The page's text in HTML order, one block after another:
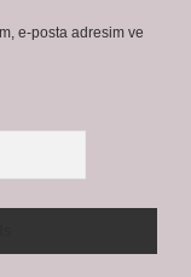
e-posta adresim ve